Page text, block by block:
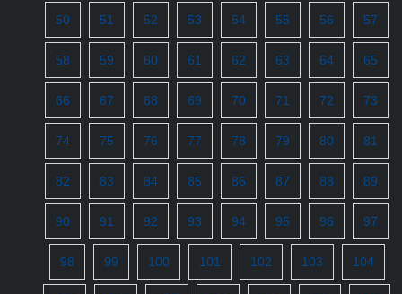
50 51 52 53 54 55 56 57
58 59 60 61 62 63 64 65
66 67 68 69 70 71 72 73
74 75 76 77 78 79 80 81
82 83 84 85 86 87 88 89
90 91 92 93 94 95 96 97
98 99 100 101 102 103 104